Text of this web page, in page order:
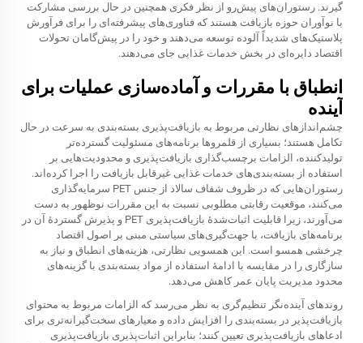
گیرند. رستوران‌های پیش‌رو از نظر فکری همچنین در حال بررسی مشارکت
با نوآوران حوزه بازیافت هستند که فناوری‌های پیشرفته‌ای را برای فرآورش
پلاستیک‌های شدیداً آلوده توسعه می‌دهند و خود را در پیش‌گامان تحولات
اقتصاد دایره‌ای در بخش خدمات غذایی جای می‌دهند.
انطباق با مقررات و آماده‌سازی عملیات برای
آینده
چشم‌اندازهای نظارتی مربوط به بازیافت‌پذیری بسته‌بندی به سرعت در حال
تکامل هستند؛ بسیاری از قلمروها برنامه‌های مسئولیت گسترده‌تر
تولیدکننده، الزامات برچسب‌گذاری بازیافت‌پذیری و محدودیت‌هایی بر
استفاده از بسته‌بندی‌های خدمات غذایی غیرقابل بازیافت را اجرا کرده‌اند.
رستوران‌هایی که در ظروف شفاف سالاد از جنس PET سرمایه‌گذاری
می‌کنند، موقعیت رقابتی مطلوبی نسبت به این مقررات نوظهور به دست
می‌آورند، زیرا قابلیت اثبات‌شدهٔ بازیافت‌پذیری PET و پذیرش گستردهٔ آن در
برنامه‌های بازیافت، با جهت‌گیری‌های سیاستی مبنی بر اصول اقتصاد
چرخشی همسو است. این همسویی نظارتی، هزینه‌های انطباق و نیاز به
سازگاری را در مقایسه با ادامهٔ استفاده از مواد بسته‌بندی با گزینه‌های
محدود مدیریت پایان عمر کاهش می‌دهد.
روند‌های آینده‌نگر تنظیم‌گری به نظر می‌رسد که الزامات مربوط به محتوای
بازیافت‌پذیر در بسته‌بندی را افزایش داده و معیارهای سخت‌گیرانه‌تری برای
ادعاهای بازیافت‌پذیری تعیین کنند؛ بنابراین اثبات‌پذیری بازیافت‌پذیری